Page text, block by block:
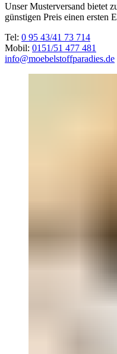
Unser Musterversand bietet
günstigen Preis einen ersten
Tel: 0 95 43/41 73 714
Mobil: 0151/51 477 481
info@moebelstoffparadies.de